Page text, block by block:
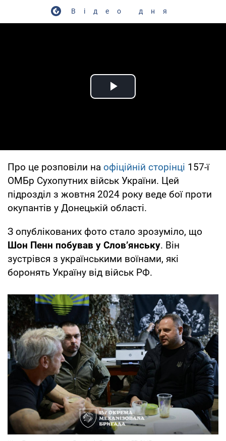
Відео дня
Play Video
Про це розповіли на офіційній сторінці 157-ї
ОМБр Сухопутних військ України. Цей
підрозділ з жовтня 2024 року веде бої проти
окупантів у Донецькій області.
З опублікованих фото стало зрозуміло, що
Шон Пенн побував у Словʼянську. Він
зустрівся з українськими воїнами, які
боронять Україну від військ РФ.